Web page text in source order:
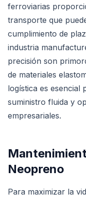
ferroviarias
transporte que
cumplimiento de
industria
precisión son
de materiales
logística es esencial
suministro fluida y
empresariales.
Neopreno
Para maximizar la